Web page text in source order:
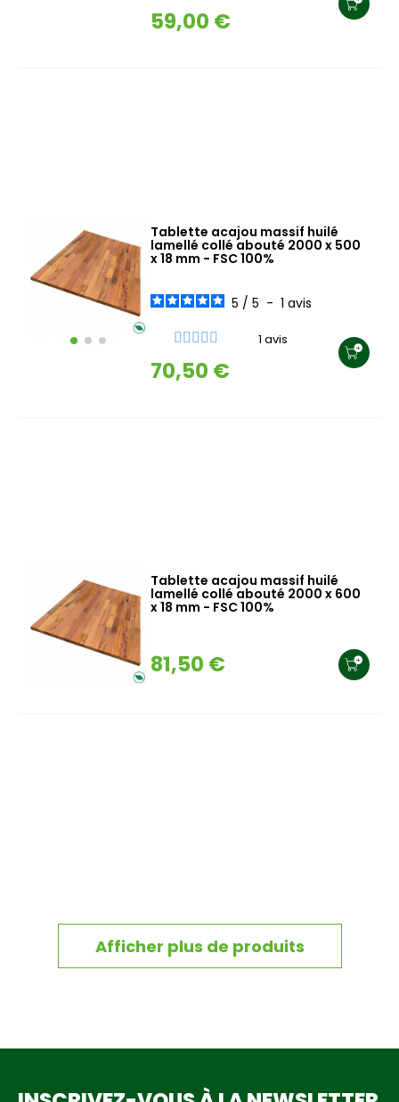
59,00 €
Tablette acajou massif huilé
lamellé collé abouté 2000 x 500
x 18 mm - FSC 100%
5 / 5 - 1 avis
1 avis
70,50 €
Tablette acajou massif huilé
lamellé collé abouté 2000 x 600
x 18 mm - FSC 100%
81,50 €
Afficher plus de produits